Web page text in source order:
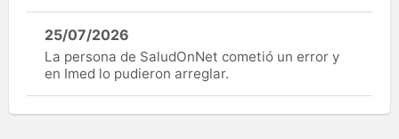
25/07/2026
La persona de SaludOnNet cometió un error y
en Imed lo pudieron arreglar.